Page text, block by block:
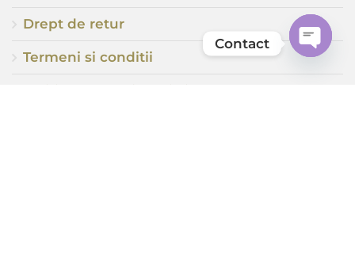
Drept de retur
Termeni si conditii
Contact